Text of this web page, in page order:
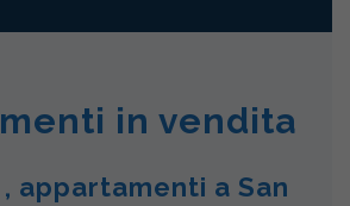
in vendita
appartamenti a San